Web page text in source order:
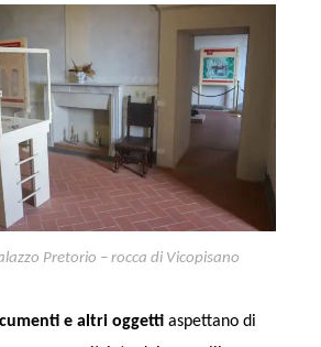
Pretorio – rocca di Vicopisano
e altri oggettiaspettano di